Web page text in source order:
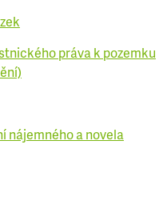
práva k pozemku
nájemného a novela